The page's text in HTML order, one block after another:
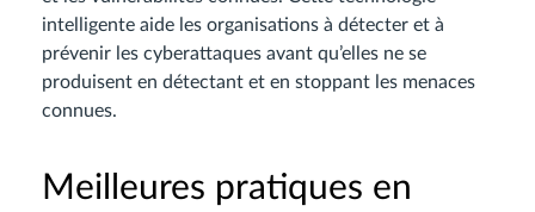
intelligente aide les organisations à détecter et à
prévenir les cyberattaques avant qu’elles ne se
produisent en détectant et en stoppant les menaces
connues.
Meilleures pratiques en